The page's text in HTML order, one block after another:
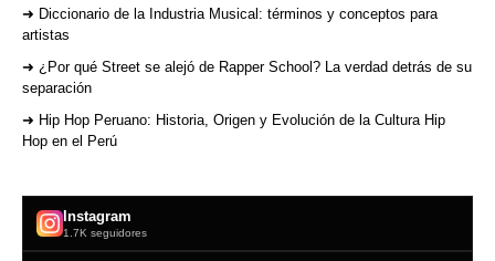
➜ Diccionario de la Industria Musical: términos y conceptos para
artistas
➜ ¿Por qué Street se alejó de Rapper School? La verdad detrás de su
separación
➜ Hip Hop Peruano: Historia, Origen y Evolución de la Cultura Hip
Hop en el Perú
Instagram
1.7K seguidores